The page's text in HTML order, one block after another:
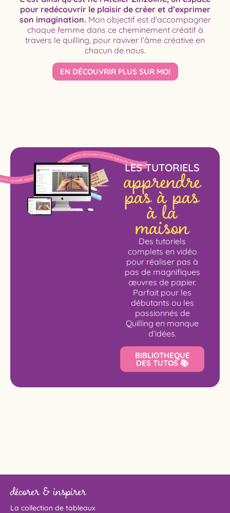
pour redécouvrir le plaisir de créer et d’exprimer
son imagination. Mon objectif est d’accompagner
chaque femme dans ce cheminement créatif à
travers le quilling, pour raviver l’âme créative en
chacun de nous.
EN DÉCOUVRIR PLUS SUR MOI
LES TUTORIELS
apprendre
pas à pas
à la
maison
Des tutoriels
complets en vidéo
pour réaliser pas à
pas de magnifiques
œuvres de papier.
Parfait pour les
débutants ou les
passionnés de
Quilling en manque
d’idées.
BIBLIOTHEQUE
DES TUTOS 📚
décorer & inspirer
La collection de tableaux